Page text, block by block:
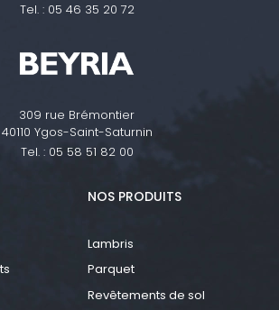
Tel. : 05 46 35 20 72
309 rue Brémontier
40110 Ygos-Saint-Saturnin
Tel. : 05 58 51 82 00
NOS PRODUITS
Lambris
Parquet
Revêtements de sol